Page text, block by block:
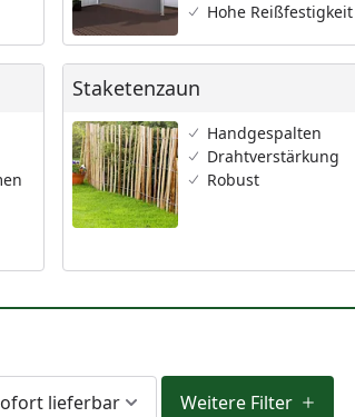
Hohe Reißfestigkeit
Staketenzaun
Staketenzaun
Handgespalten
Drahtverstärkung
Robust
lieferbar Weitere Filter